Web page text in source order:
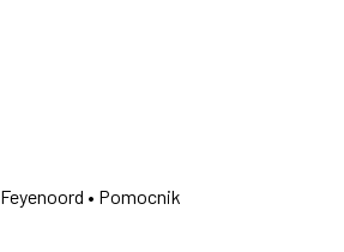
Feyenoord • Pomocnik